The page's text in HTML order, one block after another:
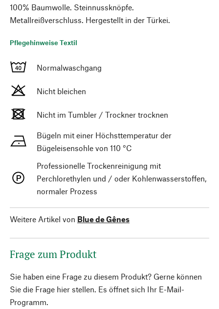
100% Baumwolle. Steinnussknöpfe.
Metallreißverschluss. Hergestellt in der Türkei.
Pflegehinweise Textil
Normalwaschgang
Nicht bleichen
Nicht im Tumbler / Trockner trocknen
Bügeln mit einer Höchsttemperatur der
Bügeleisensohle von 110 °C
Professionelle Trockenreinigung mit
Perchlorethylen und / oder Kohlenwasserstoffen,
normaler Prozess
Weitere Artikel von Blue de Gênes
Frage zum Produkt
Sie haben eine Frage zu diesem Produkt? Gerne können
Sie die Frage hier stellen. Es öffnet sich Ihr E-Mail-
Programm.